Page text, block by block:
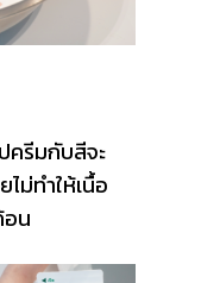
ครีมกับสีจะ
ไม่ทำให้เนื้อ
น